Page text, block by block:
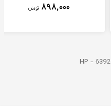
۸۹۸,۰۰۰ تومان
HP - 6392